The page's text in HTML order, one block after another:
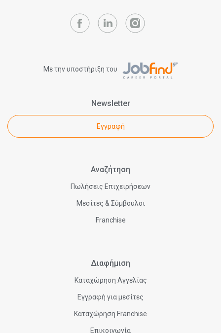
Με την υποστήριξη του
Newsletter
Εγγραφή
Αναζήτηση
Πωλήσεις Επιχειρήσεων
Μεσίτες & Σύμβουλοι
Franchise
Διαφήμιση
Καταχώρηση Αγγελίας
Εγγραφή για μεσίτες
Καταχώρηση Franchise
Επικοινωνία